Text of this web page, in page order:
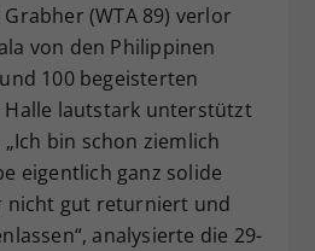
(WTA 89) verlor
von den Philippinen
100 begeisterten
Halle lautstark unterstützt
bin schon ziemlich
eigentlich ganz solide
nicht gut returniert und
analysierte die 29-